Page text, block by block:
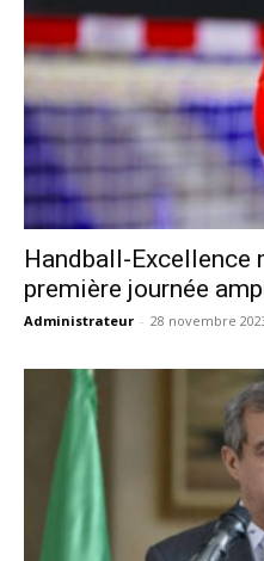
Handball-Excellence
première journée
Administrateur - 28 novembre